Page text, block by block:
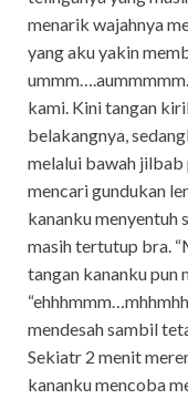
menarik wajahnya
yang aku yakin
kami. Kini tangan
belakangnya,
melalui bawah jilbab
mencari gundukan
kananku menyentuh
masih tertutup bra.
tangan kananku pun
mendesah sambil
Sekiatr 2 menit
kananku mencoba